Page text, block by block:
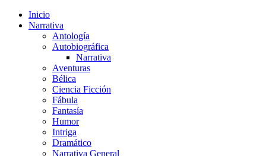
Inicio
Narrativa
Antología
Autobiográfica
Narrativa
Aventuras
Bélica
Ciencia Ficción
Fábula
Fantasía
Humor
Intriga
Dramático
Narrativa General